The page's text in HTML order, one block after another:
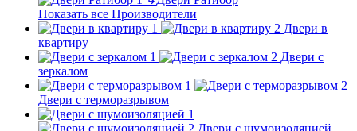
Показать все Производители
Двери в
квартиру
Двери с
зеркалом
Двери с терморазрывом
Двери с шумоизоляцией